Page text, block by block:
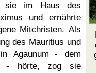
im Haus des
und ernährte
Mitchristen. Als
des Mauritius und
Agaunum - dem
- hörte, zog sie